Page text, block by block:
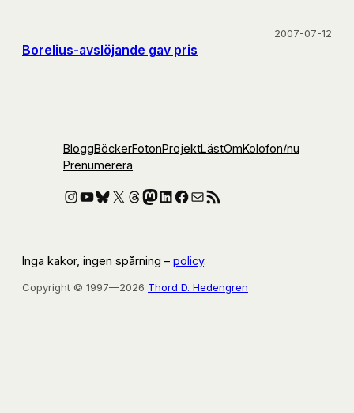
Borelius-avslöjande gav pris
2007-07-12
BloggBöckerFotonProjektLästOmKolofon/nu
Prenumerera
Instagram
YouTube
Bluesky
X Threads
Mastodon
LinkedIn
Facebook
E-postRSS-flöde
Inga kakor, ingen spårning – policy.
Copyright © 1997—2026 Thord D. Hedengren